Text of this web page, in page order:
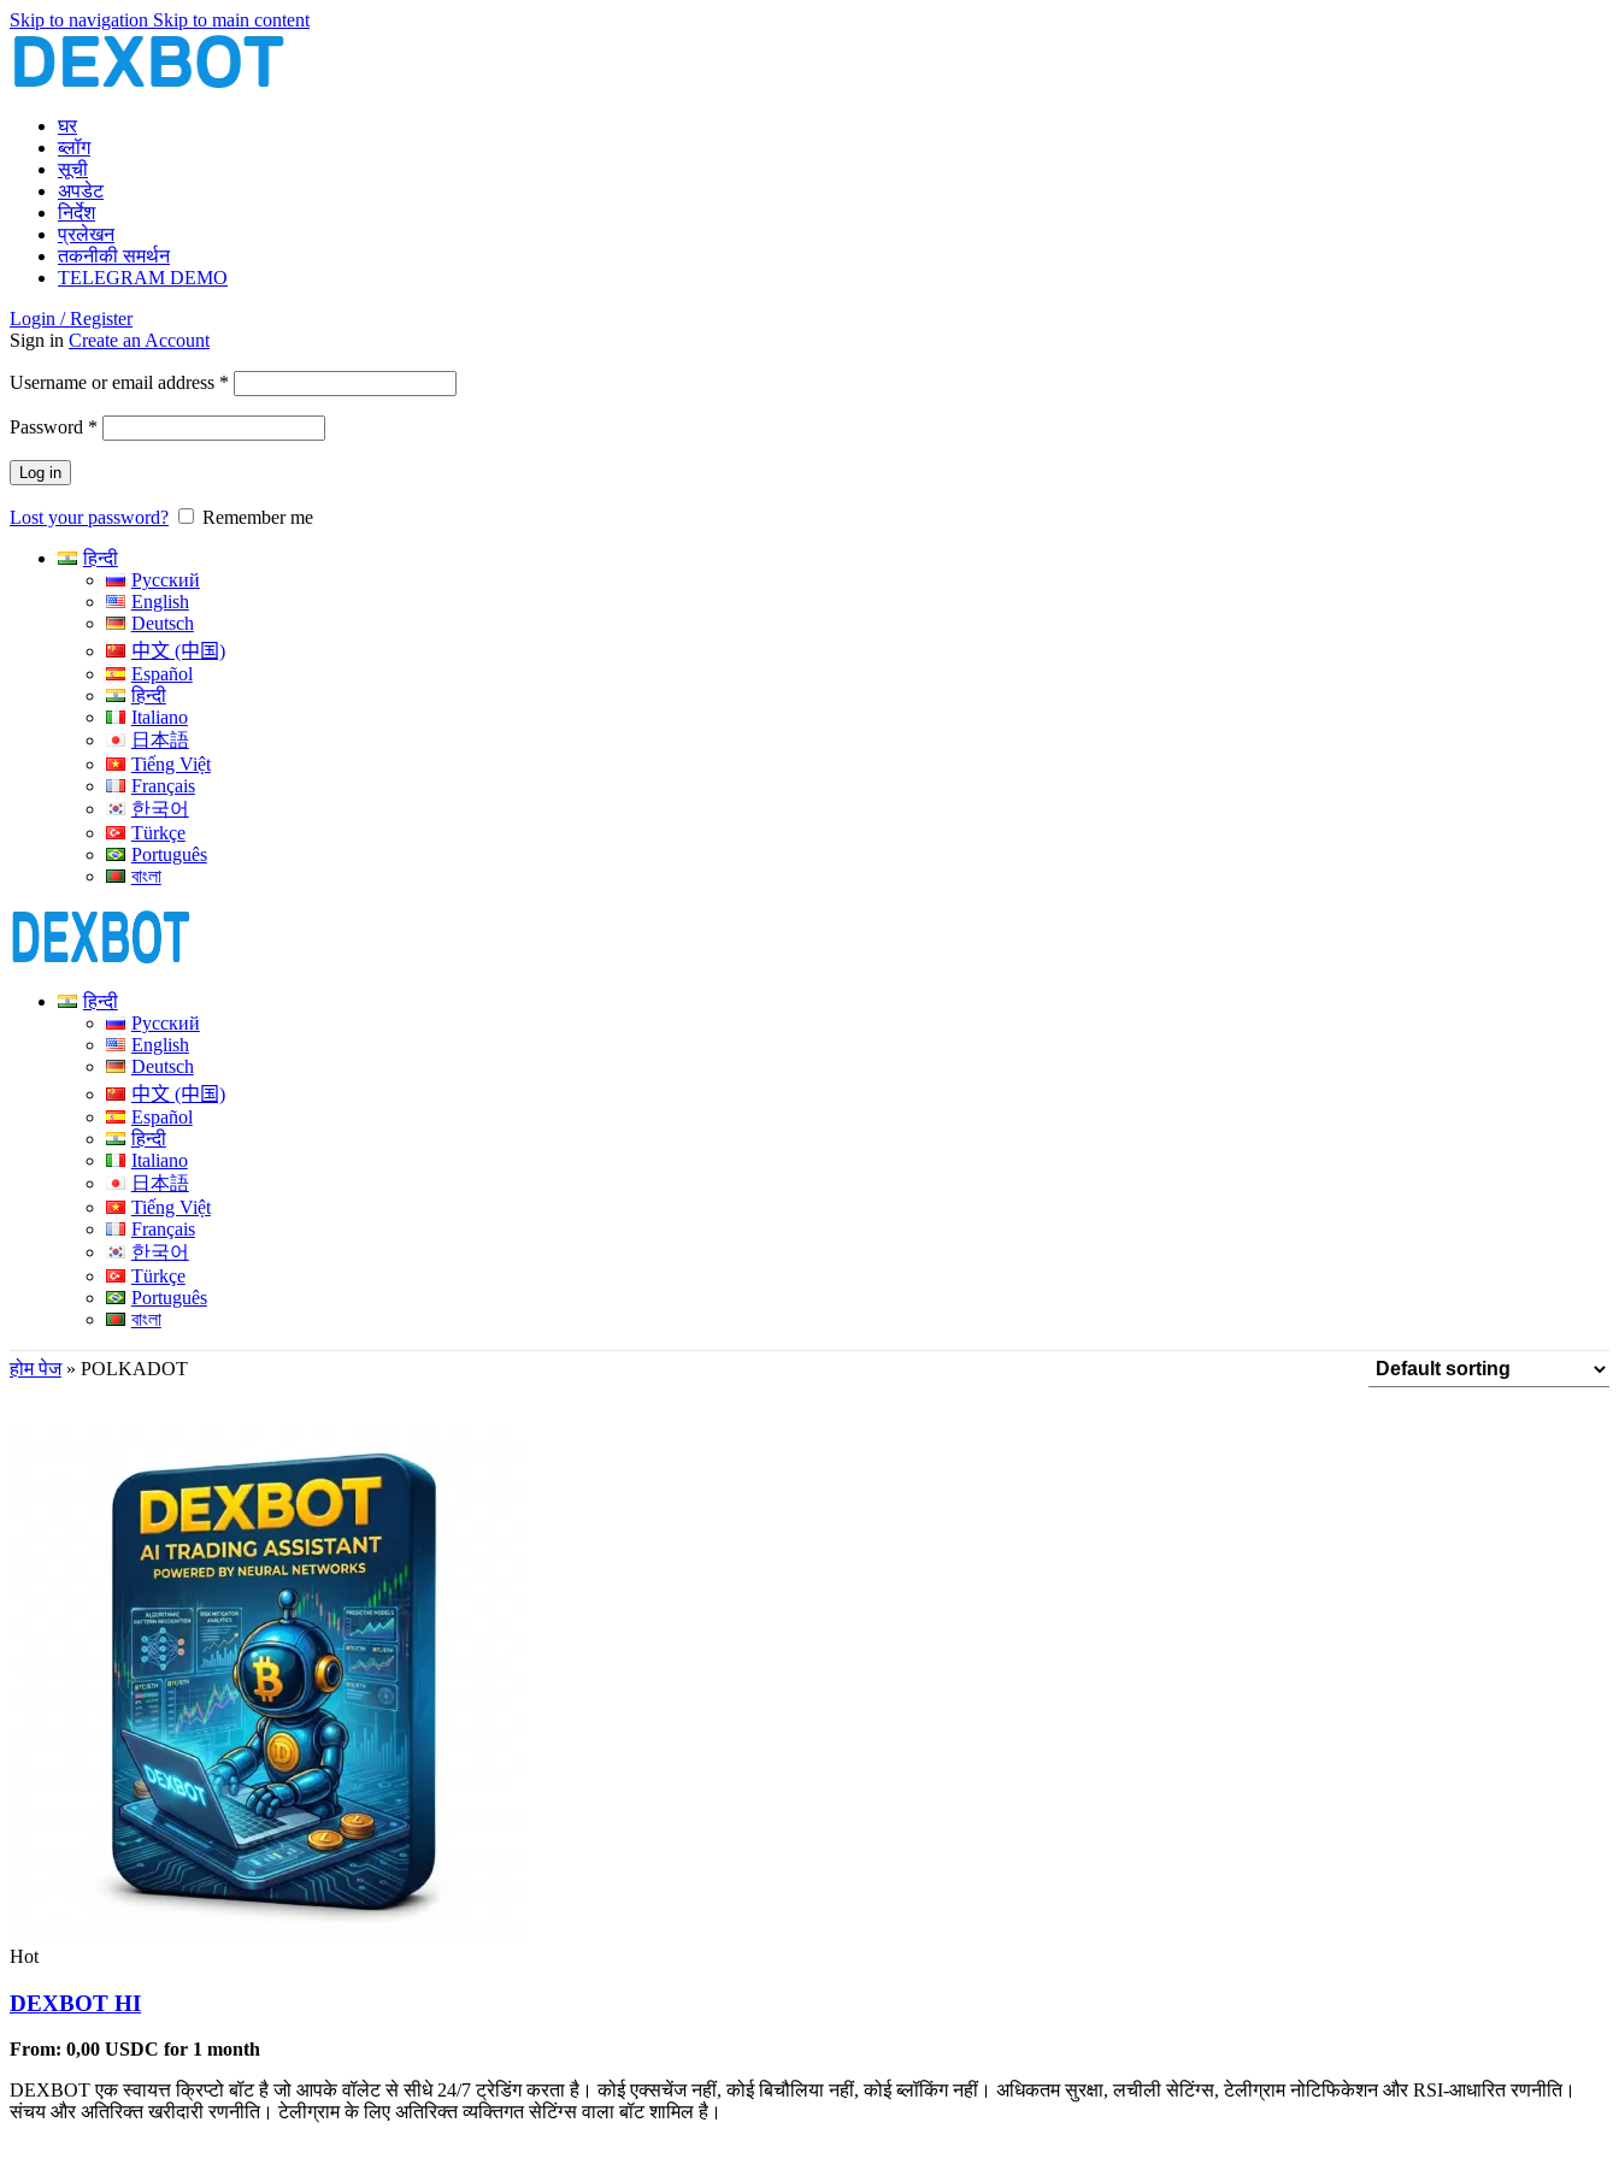
Skip to navigation Skip to main content
घर
ब्लॉग
सूची
अपडेट
निर्देश
प्रलेखन
तकनीकी समर्थन
TELEGRAM DEMO
Login / Register
Sign in Create an Account
Username or email address *
Password *
Log in
Lost your password?
Remember me
हिन्दी
Русский
English
Deutsch
中文 (中国)
Español
हिन्दी
Italiano
日本語
Tiếng Việt
Français
한국어
Türkçe
Português
বাংলা
हिन्दी
Русский
English
Deutsch
中文 (中国)
Español
हिन्दी
Italiano
日本語
Tiếng Việt
Français
한국어
Türkçe
Português
বাংলা
होम पेज» POLKADOT
Hot
DEXBOT HI
From: 0,00 USDC for 1 month
DEXBOT एक स्वायत्त क्रिप्टो बॉट है जो आपके वॉलेट से सीधे 24/7 ट्रेडिंग करता है। कोई एक्सचेंज नहीं, कोई बिचौलिया नहीं, कोई ब्लॉकिंग नहीं। अधिकतम सुरक्षा, लचीली सेटिंग्स, टेलीग्राम नोटिफिकेशन और RSI-आधारित रणनीति।
संचय और अतिरिक्त खरीदारी रणनीति। टेलीग्राम के लिए अतिरिक्त व्यक्तिगत सेटिंग्स वाला बॉट शामिल है।